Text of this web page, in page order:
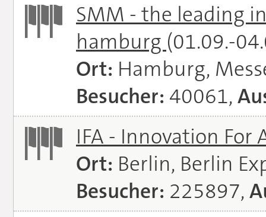
SMM - the leading
hamburg (01.09.-
Ort: Hamburg,
Besucher: 40061,
IFA - Innovation For
Ort: Berlin, Berlin
Besucher: 225897,